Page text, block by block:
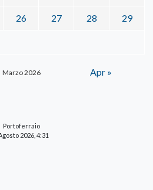
Marzo 2026
26 27 28 29
Apr »
Portoferraio
2026, 4:31